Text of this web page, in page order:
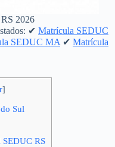
2026
✔ Matrícula SEDUC
SEDUC MA ✔ Matrícula
]
Sul
RS